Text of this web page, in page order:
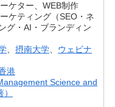
ケター、WEB制作
ケティング（SEO・ネ
グ・AI・ブランディン
、摂南大学
ウェビナ
港
Science and